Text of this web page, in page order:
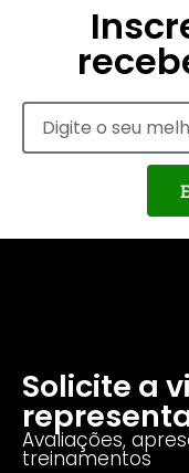
Solicite a
Avaliações,
treinamentos